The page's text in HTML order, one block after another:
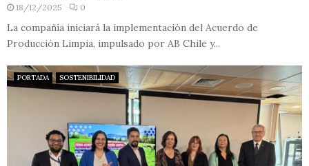
18/12/2025 0
La compañía iniciará la implementación del Acuerdo de
Producción Limpia, impulsado por AB Chile y...
PORTADA SOSTENIBILIDAD